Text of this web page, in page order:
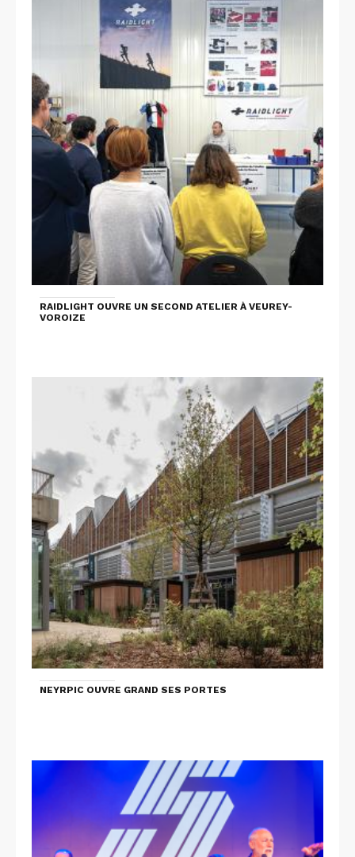
RAIDLIGHT OUVRE UN SECOND ATELIER À VEUREY-
VOROIZE
NEYRPIC OUVRE GRAND SES PORTES